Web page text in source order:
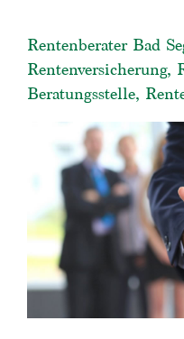
Rentenberater Bad
Rentenversicherung,
Beratungsstelle,